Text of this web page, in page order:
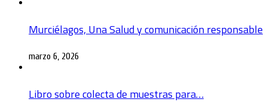
Murciélagos, Una Salud y comunicación responsable
marzo 6, 2026
Libro sobre colecta de muestras para…